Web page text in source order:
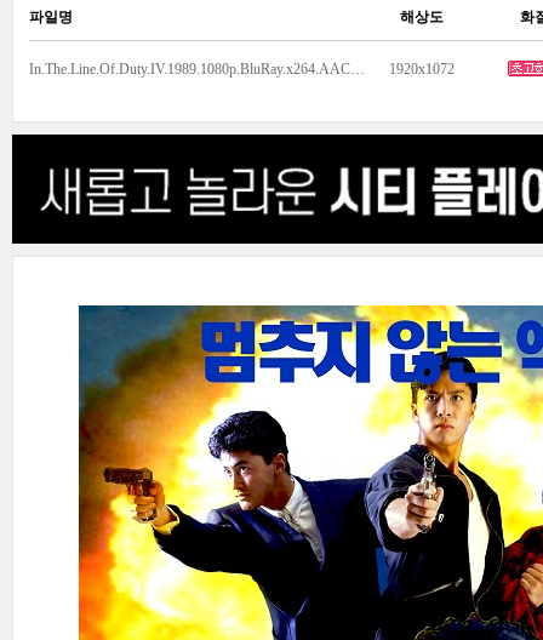
파일명 해상도 화
In.The.Line.Of.Duty.IV.1989.1080p.BluRay.x264.AAC5.1-[YTS.MX].avi 1920x1072